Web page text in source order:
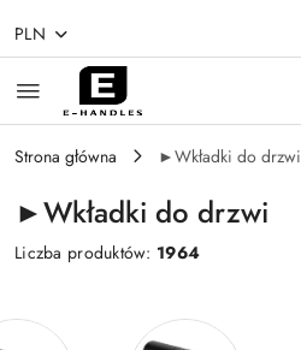
Przejdź do treści głównej
Przejdź do wyszukiwarki
Przejdź do moje konto
Przejdź do menu głównego
Przejdź do stopki
PLN
Strona główna ►Wkładki do drzwi
►Wkładki do drzwi
Liczba produktów: 1964